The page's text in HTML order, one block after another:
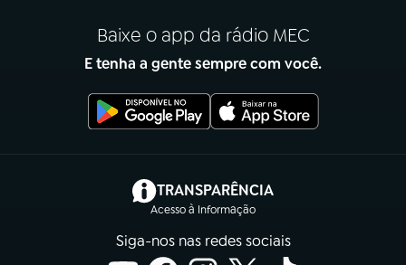
Baixe o app da rádio MEC
E tenha a gente sempre com você.
TRANSPARÊNCIA
Acesso à Informação
(abre em nova aba)
Siga-nos nas redes sociais